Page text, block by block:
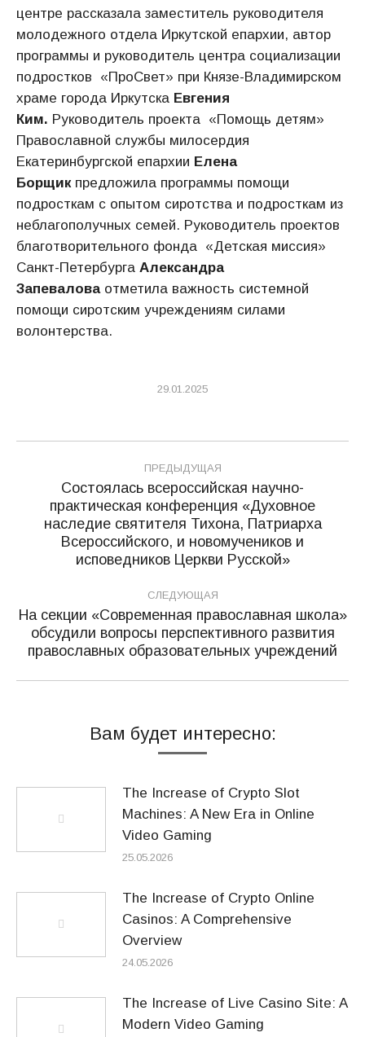
центре рассказала заместитель руководителя
молодежного отдела Иркутской епархии, автор
программы и руководитель центра социализации
подростков «ПроСвет» при Князе-Владимирском
храме города Иркутска Евгения
Ким. Руководитель проекта «Помощь детям»
Православной службы милосердия
Екатеринбургской епархии Елена
Борщик предложила программы помощи
подросткам с опытом сиротства и подросткам из
неблагополучных семей. Руководитель проектов
благотворительного фонда «Детская миссия»
Санкт-Петербурга Александра
Запеваловаотметила важность системной
помощи сиротским учреждениям силами
волонтерства.
29.01.2025
Навигация
записям
ПРЕДЫДУЩАЯ
Предыдущая
запись:
Состоялась всероссийская научно-
практическая конференция «Духовное
наследие святителя Тихона, Патриарха
Всероссийского, и новомучеников и
исповедников Церкви Русской»
СЛЕДУЮЩАЯ
Следующая
запись:
На секции «Современная православная школа»
обсудили вопросы перспективного развития
православных образовательных учреждений
Вам будет интересно:
The Increase of Crypto Slot
Machines: A New Era in Online
Video Gaming
25.05.2026
The Increase of Crypto Online
Casinos: A Comprehensive
Overview
24.05.2026
The Increase of Live Casino Site: A
Modern Video Gaming